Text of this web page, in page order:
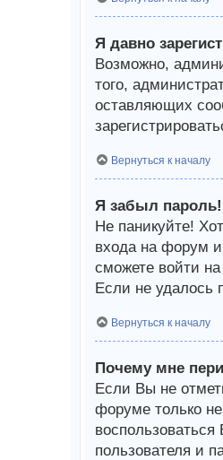
Я давно
Возможно,
того,
оставляющих
Вернуться к началу
Я забыл пароль!
Не паникуйте!
входа на форум
сможете войти
Если не удалось
Вернуться к началу
Почему мне
Если Вы не
форуме только
пользователя и